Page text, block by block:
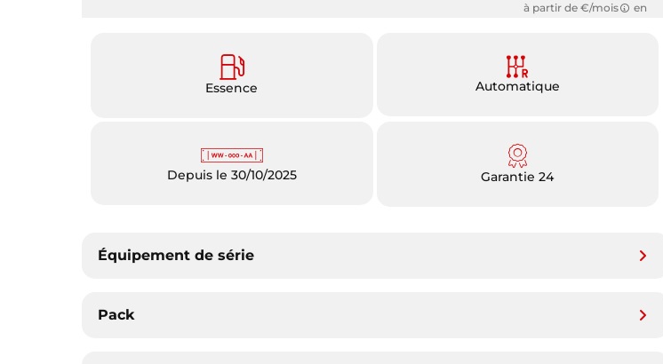
à partir de €/mois en
Essence Automatique
Depuis le 30/10/2025 Garantie 24
Équipement de série
Pack